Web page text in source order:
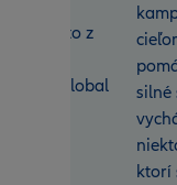
to z
Best Global
silné
ktorí